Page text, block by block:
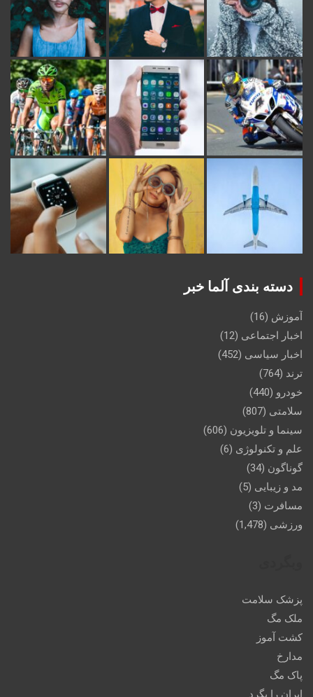
دسته بندی آلما خبر
آموزش (16)
اخبار اجتماعی (12)
اخبار سیاسی (452)
ترند (764)
خودرو (440)
سلامتی (807)
سینما و تلویزیون (606)
علم و تکنولوژی (6)
گوناگون (34)
مد و زیبایی (5)
مسافرت (3)
ورزشی (1,478)
پزشک سلامت
ملک مگ
کشت آموز
مدارخ
پاک مگ
ایران را بگرد